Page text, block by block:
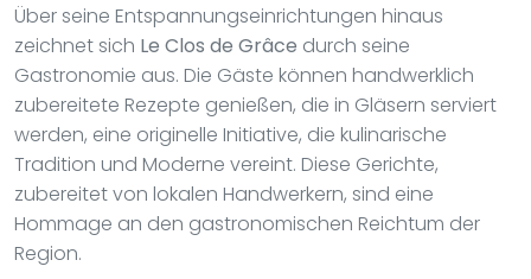
Über seine Entspannungseinrichtungen hinaus
zeichnet sich Le Clos de Grâce durch seine
Gastronomie aus. Die Gäste können handwerklich
zubereitete Rezepte genießen, die in Gläsern serviert
werden, eine originelle Initiative, die kulinarische
Tradition und Moderne vereint. Diese Gerichte,
zubereitet von lokalen Handwerkern, sind eine
Hommage an den gastronomischen Reichtum der
Region.